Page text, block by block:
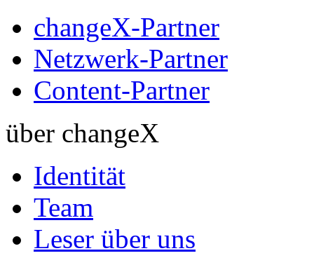
changeX-Partner
Netzwerk-Partner
Content-Partner
über changeX
Identität
Team
Leser über uns